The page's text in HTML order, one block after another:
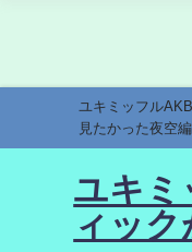
ユキミッフル
見たかった夜空
ユキミ
ィッ